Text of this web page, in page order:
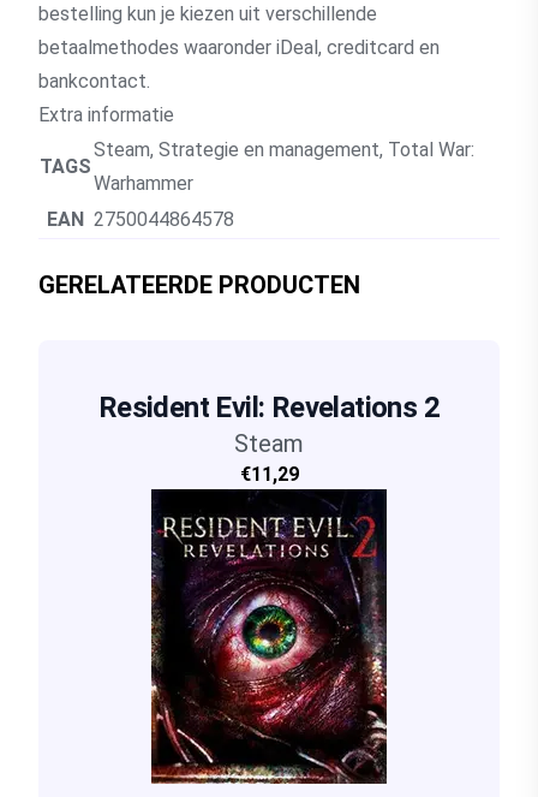
bestelling kun je kiezen uit verschillende
betaalmethodes waaronder iDeal, creditcard en
bankcontact.
Extra informatie
TAGS
Steam, Strategie en management, Total War:
Warhammer
EAN 2750044864578
GERELATEERDE PRODUCTEN
Resident Evil: Revelations 2
Steam
€11,29